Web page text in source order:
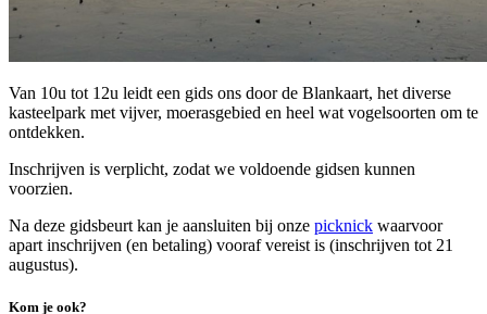
Van 10u tot 12u leidt een gids ons door de Blankaart, het diverse
kasteelpark met vijver, moerasgebied en heel wat vogelsoorten om te
ontdekken.
Inschrijven is verplicht, zodat we voldoende gidsen kunnen
voorzien.
Na deze gidsbeurt kan je aansluiten bij onze picknick waarvoor
apart inschrijven (en betaling) vooraf vereist is (inschrijven tot 21
augustus).
Kom je ook?